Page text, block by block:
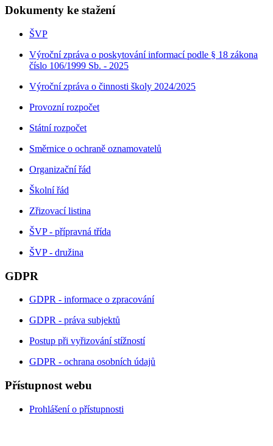
Dokumenty ke stažení
ŠVP
Výroční zpráva o poskytování informací podle § 18 zákona
číslo 106/1999 Sb. - 2025
Výroční zpráva o činnosti školy 2024/2025
Provozní rozpočet
Státní rozpočet
Směrnice o ochraně oznamovatelů
Organizační řád
Školní řád
Zřizovací listina
ŠVP - přípravná třída
ŠVP - družina
GDPR
GDPR - informace o zpracování
GDPR - práva subjektů
Postup při vyřizování stížností
GDPR - ochrana osobních údajů
Přístupnost webu
Prohlášení o přístupnosti